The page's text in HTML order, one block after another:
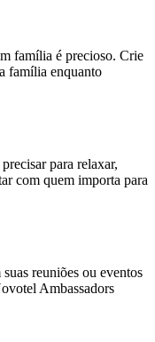
família é precioso. Crie
família enquanto
para relaxar,
com quem importa para
reuniões ou eventos
Ambassadors